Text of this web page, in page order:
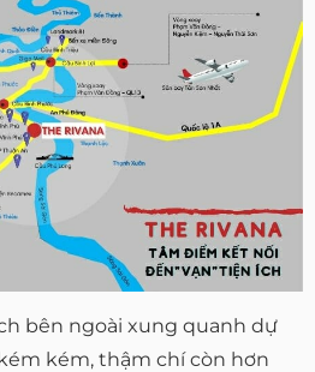
bên ngoài xung quanh dự
kém, thậm chí còn hơn